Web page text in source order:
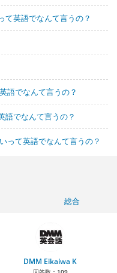
て英語でなんて言うの？
語でなんて言うの？
語でなんて言うの？
って英語でなんて言うの？
総合
DMM Eikaiwa K